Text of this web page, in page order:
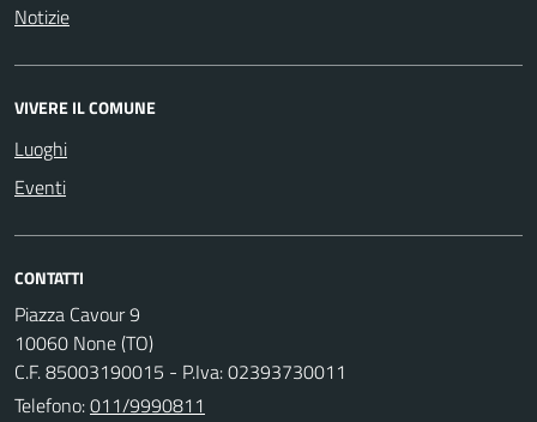
Notizie
VIVERE IL COMUNE
Luoghi
Eventi
CONTATTI
Piazza Cavour 9
10060 None (TO)
C.F. 85003190015 - P.Iva: 02393730011
Telefono:011/9990811